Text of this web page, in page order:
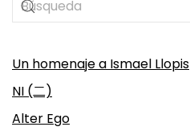
Un homenaje a Ismael Llopis
NI (二)
Alter Ego